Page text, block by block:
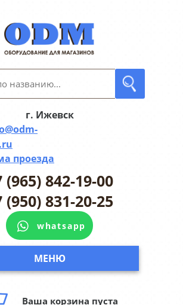
г. Ижевск
проезда
(965) 842-19-00
(950) 831-20-25
whatsapp
МЕНЮ
Ваша корзина пуста